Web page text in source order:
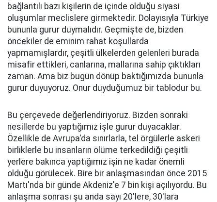
bağlantılı bazı kişilerin de içinde olduğu siyasi
oluşumlar meclislere girmektedir. Dolayısıyla Türkiye
bununla gurur duymalıdır. Geçmişte de, bizden
öncekiler de eminim rahat koşullarda
yapmamışlardır, çeşitli ülkelerden gelenleri burada
misafir ettikleri, canlarına, mallarına sahip çıktıkları
zaman. Ama biz bugün dönüp baktığımızda bununla
gurur duyuyoruz. Onur duyduğumuz bir tablodur bu.
Bu çerçevede değerlendiriyoruz. Bizden sonraki
nesillerde bu yaptığımız işle gurur duyacaklar.
Özellikle de Avrupa'da sınırlarla, tel örgülerle askeri
birliklerle bu insanların ölüme terkedildiği çeşitli
yerlere bakınca yaptığımız işin ne kadar önemli
olduğu görülecek. Bire bir anlaşmasından önce 2015
Martı'nda bir günde Akdeniz'e 7 bin kişi açılıyordu. Bu
anlaşma sonrası şu anda sayı 20'lere, 30'lara